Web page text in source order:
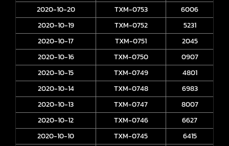
2020-10-20
TXM-0753
6006
2020-10-19
TXM-0752
5231
2020-10-17
TXM-0751
2045
2020-10-16
TXM-0750
0907
2020-10-15
TXM-0749
4801
2020-10-14
TXM-0748
6983
2020-10-13
TXM-0747
8007
2020-10-12
TXM-0746
6627
2020-10-10
TXM-0745
6415